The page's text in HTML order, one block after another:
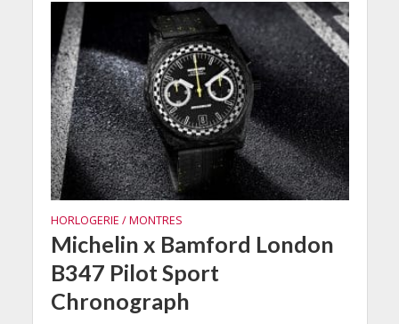
HORLOGERIE / MONTRES
Michelin x Bamford London
B347 Pilot Sport
Chronograph